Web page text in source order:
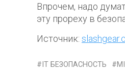
Впрочем, надо
эту прореху в
Источник:
IT БЕЗОПАСНОСТЬ